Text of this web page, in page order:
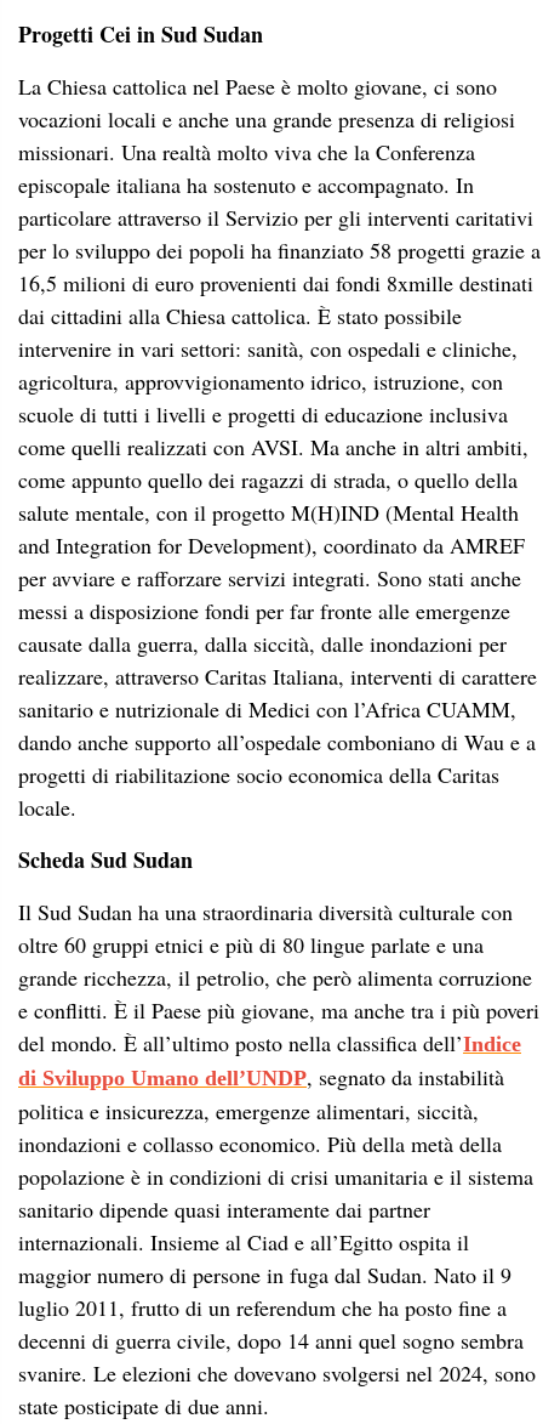
Progetti Cei in Sud Sudan
La Chiesa cattolica nel Paese è molto giovane, ci sono
vocazioni locali e anche una grande presenza di religiosi
missionari. Una realtà molto viva che la Conferenza
episcopale italiana ha sostenuto e accompagnato. In
particolare attraverso il Servizio per gli interventi caritativi
per lo sviluppo dei popoli ha finanziato 58 progetti grazie a
16,5 milioni di euro provenienti dai fondi 8xmille destinati
dai cittadini alla Chiesa cattolica. È stato possibile
intervenire in vari settori: sanità, con ospedali e cliniche,
agricoltura, approvvigionamento idrico, istruzione, con
scuole di tutti i livelli e progetti di educazione inclusiva
come quelli realizzati con AVSI. Ma anche in altri ambiti,
come appunto quello dei ragazzi di strada, o quello della
salute mentale, con il progetto M(H)IND (Mental Health
and Integration for Development), coordinato da AMREF
per avviare e rafforzare servizi integrati. Sono stati anche
messi a disposizione fondi per far fronte alle emergenze
causate dalla guerra, dalla siccità, dalle inondazioni per
realizzare, attraverso Caritas Italiana, interventi di carattere
sanitario e nutrizionale di Medici con l’Africa CUAMM,
dando anche supporto all’ospedale comboniano di Wau e a
progetti di riabilitazione socio economica della Caritas
locale.
Scheda Sud Sudan
Il Sud Sudan ha una straordinaria diversità culturale con
oltre 60 gruppi etnici e più di 80 lingue parlate e una
grande ricchezza, il petrolio, che però alimenta corruzione
e conflitti. È il Paese più giovane, ma anche tra i più poveri
del mondo. È all’ultimo posto nella classifica dell’Indice
di Sviluppo Umano dell’UNDP, segnato da instabilità
politica e insicurezza, emergenze alimentari, siccità,
inondazioni e collasso economico. Più della metà della
popolazione è in condizioni di crisi umanitaria e il sistema
sanitario dipende quasi interamente dai partner
internazionali. Insieme al Ciad e all’Egitto ospita il
maggior numero di persone in fuga dal Sudan. Nato il 9
luglio 2011, frutto di un referendum che ha posto fine a
decenni di guerra civile, dopo 14 anni quel sogno sembra
svanire. Le elezioni che dovevano svolgersi nel 2024, sono
state posticipate di due anni.